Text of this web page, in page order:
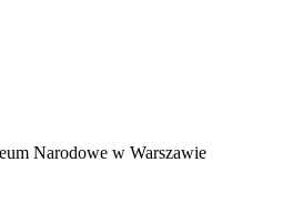
Narodowe w Warszawie